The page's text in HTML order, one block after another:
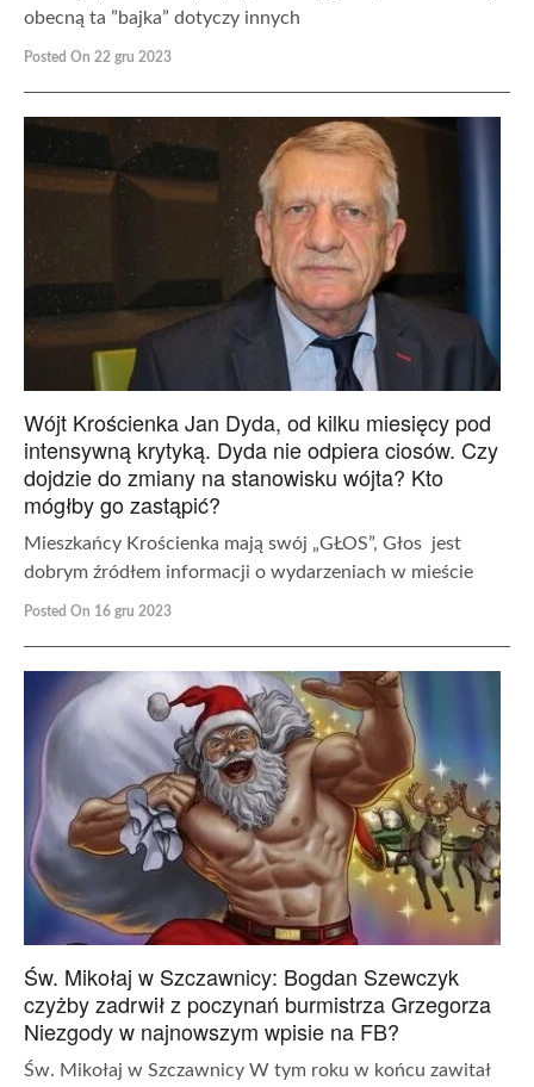
obecną ta ”bajka” dotyczy innych
Posted On 22 gru 2023
Wójt Krościenka Jan Dyda, od kilku miesięcy pod
intensywną krytyką. Dyda nie odpiera ciosów. Czy
dojdzie do zmiany na stanowisku wójta? Kto
mógłby go zastąpić?
Mieszkańcy Krościenka mają swój „GŁOS”, Głos jest
dobrym źródłem informacji o wydarzeniach w mieście
Posted On 16 gru 2023
Św. Mikołaj w Szczawnicy: Bogdan Szewczyk
czyżby zadrwił z poczynań burmistrza Grzegorza
Niezgody w najnowszym wpisie na FB?
Św. Mikołaj w Szczawnicy W tym roku w końcu zawitał